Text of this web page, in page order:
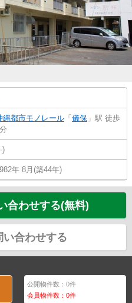
縄都市モノレール 「 儀保 」駅 徒歩
)
年 8月(築44年)
合わせする(無料)
い合わせする
公開物件数：0件
会員物件数：0件